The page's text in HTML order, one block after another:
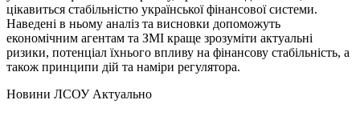
цікавиться стабільністю української фінансової системи.
Наведені в ньому аналіз та висновки допоможуть
економічним агентам та ЗМІ краще зрозуміти актуальні
ризики, потенціал їхнього впливу на фінансову стабільність, а
також принципи дій та наміри регулятора.
Hовини ЛСОУ Актуально